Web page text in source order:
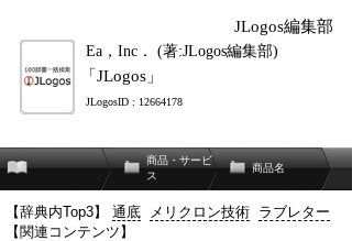
JLogos編集部
Ea，Inc． (著:JLogos編集部)
「JLogos」
JLogosID : 12664178
商品・サービ
ス
商品名
【辞典内Top3】 通底 メリクロン技術 ラブレター
【関連コンテンツ】